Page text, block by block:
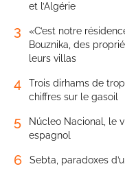
et l’Algérie
3
«C’est notre
Bouznika, des
leurs villas
4
Trois dirhams de
chiffres sur le gasoil
5
Núcleo Nacional, le
espagnol
6 Sebta, paradoxes